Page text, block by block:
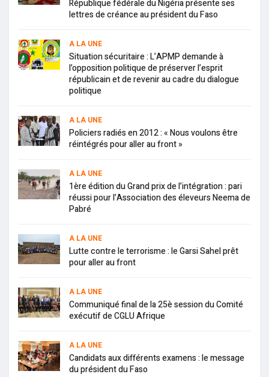
République fédérale du Nigéria présente ses
lettres de créance au président du Faso
A LA UNE
Situation sécuritaire : L’APMP demande à
l’opposition politique de préserver l’esprit
républicain et de revenir au cadre du dialogue
politique
A LA UNE
Policiers radiés en 2012 : « Nous voulons être
réintégrés pour aller au front »
A LA UNE
1ère édition du Grand prix de l’intégration : pari
réussi pour l’Association des éleveurs Neema de
Pabré
A LA UNE
Lutte contre le terrorisme : le Garsi Sahel prêt
pour aller au front
A LA UNE
Communiqué final de la 25è session du Comité
exécutif de CGLU Afrique
A LA UNE
Candidats aux différents examens : le message
du président du Faso